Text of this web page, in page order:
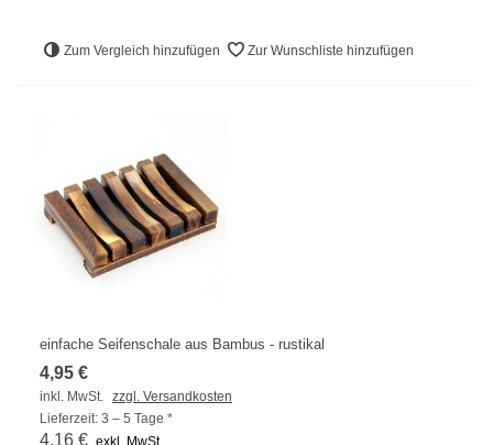
Zum Vergleich hinzufügen Zur Wunschliste hinzufügen
einfache Seifenschale aus Bambus - rustikal
4,95 €
inkl. MwSt. zzgl. Versandkosten
Lieferzeit: 3 – 5 Tage *
4,16 € exkl. MwSt.